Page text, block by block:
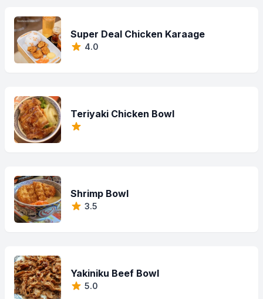
Super Deal Chicken Karaage
4.0
Teriyaki Chicken Bowl
Shrimp Bowl
3.5
Yakiniku Beef Bowl
5.0